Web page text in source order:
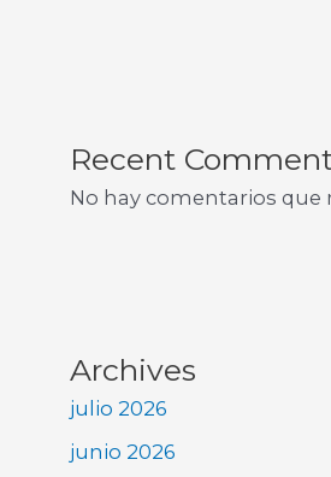
Recent
No hay comentarios que
Archives
julio 2026
junio 2026